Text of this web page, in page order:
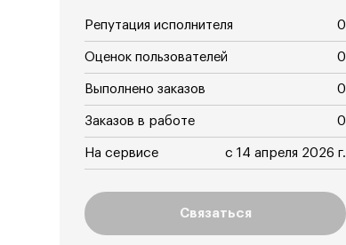
Репутация исполнителя 0
Оценок пользователей 0
Выполнено заказов 0
Заказов в работе 0
На сервисе с 14 апреля 2026 г.
Связаться